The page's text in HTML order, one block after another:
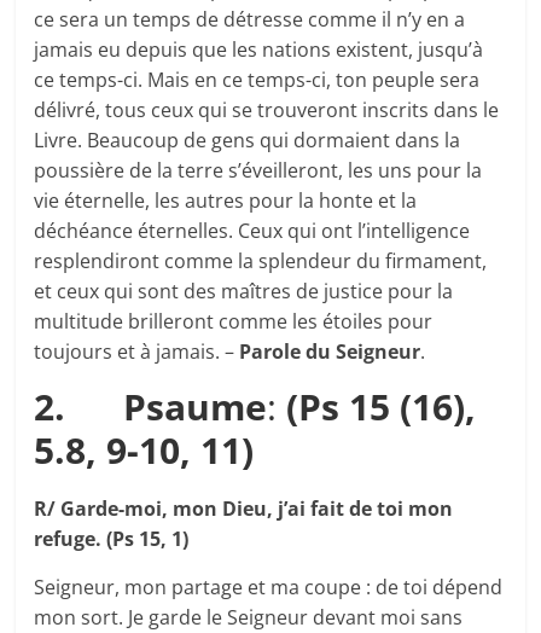
ce sera un temps de détresse comme il n’y en a
jamais eu depuis que les nations existent, jusqu’à
ce temps-ci. Mais en ce temps-ci, ton peuple sera
délivré, tous ceux qui se trouveront inscrits dans le
Livre. Beaucoup de gens qui dormaient dans la
poussière de la terre s’éveilleront, les uns pour la
vie éternelle, les autres pour la honte et la
déchéance éternelles. Ceux qui ont l’intelligence
resplendiront comme la splendeur du firmament,
et ceux qui sont des maîtres de justice pour la
multitude brilleront comme les étoiles pour
toujours et à jamais. – Parole du Seigneur.
2. Psaume: (Ps 15 (16),
5.8, 9-10, 11)
R/ Garde-moi, mon Dieu, j’ai fait de toi mon
refuge. (Ps 15, 1)
Seigneur, mon partage et ma coupe : de toi dépend
mon sort. Je garde le Seigneur devant moi sans